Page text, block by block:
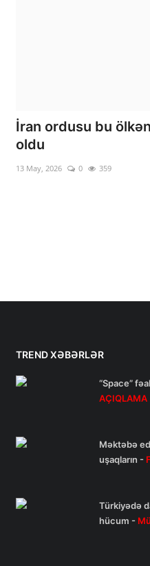
İran ordusu bu
oldu
13 May, 2026 0 359
TREND XƏBƏRLƏR
“Space”
AÇIQLAMA
Məktəbə
uşaqların -
Türkiyədə
hücum -